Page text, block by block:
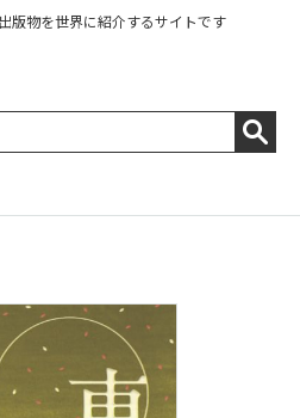
版物を世界に紹介するサイトです